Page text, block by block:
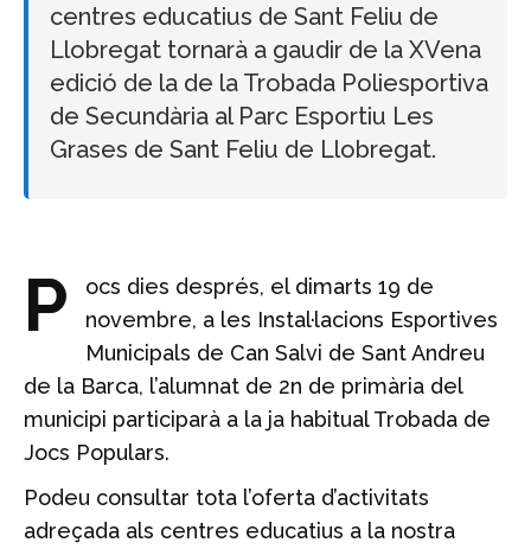
centres educatius de Sant Feliu de
Llobregat tornarà a gaudir de la XVena
edició de la de la Trobada Poliesportiva
de Secundària al Parc Esportiu Les
Grases de Sant Feliu de Llobregat.
P
ocs dies després, el dimarts 19 de
novembre, a les Instal·lacions Esportives
Municipals de Can Salvi de Sant Andreu
de la Barca, l’alumnat de 2n de primària del
municipi participarà a la ja habitual Trobada de
Jocs Populars.
Podeu consultar tota l’oferta d’activitats
adreçada als centres educatius a la nostra